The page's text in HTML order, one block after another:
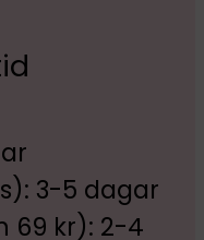
3-5 dagar
69 kr): 2-4